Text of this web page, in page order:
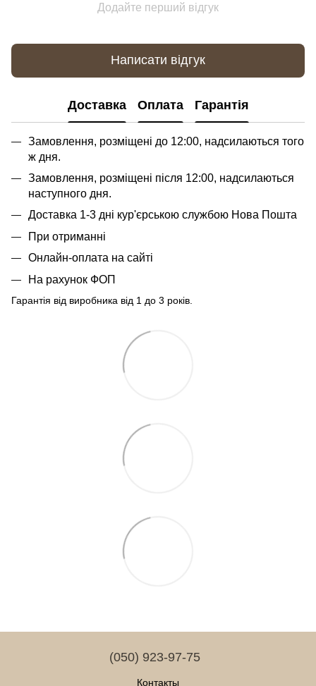
Додайте перший відгук
Написати відгук
Доставка Оплата Гарантія
Замовлення, розміщені до 12:00, надсилаються того
ж дня.
Замовлення, розміщені після 12:00, надсилаються
наступного дня.
Доставка 1-3 дні кур'єрською службою Нова Пошта
При отриманні
Онлайн-оплата на сайті
На рахунок ФОП
Гарантія від виробника від 1 до 3 років.
(050) 923-97-75
Контакты